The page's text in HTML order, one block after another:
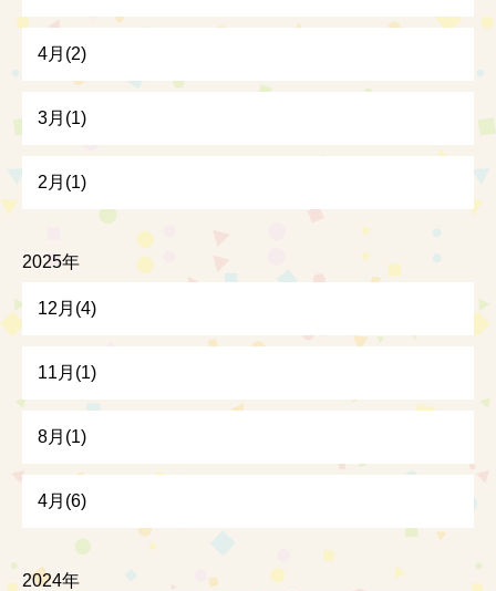
4月(2)
3月(1)
2月(1)
2025年
12月(4)
11月(1)
8月(1)
4月(6)
2024年